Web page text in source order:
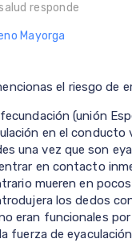
responde
Mayorga
el riesgo de
(unión
en el conducto
una vez que son
en contacto
mueren en
los dedos
eran funcionales
fuerza de